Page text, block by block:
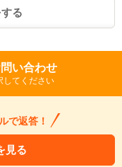
る
い合わせ
してください
で返答！
見る
すか？
されます